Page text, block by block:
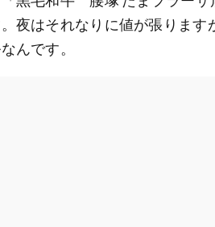
夜はそれなりに値が張ります
んです。